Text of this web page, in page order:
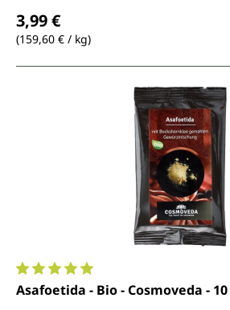
3,99 €
(159,60 € / kg)
Durchschnittliche Bewertung von 5
Asafoetida - Bio - Cosmoveda - 10